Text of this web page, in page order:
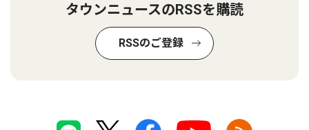
タウンニュースのRSSを購読
RSSのご登録